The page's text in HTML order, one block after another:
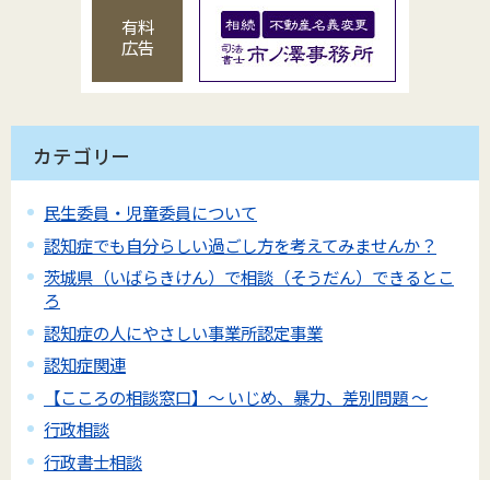
有料
広告
カテゴリー
民生委員・児童委員について
認知症でも自分らしい過ごし方を考えてみませんか？
茨城県（いばらきけん）で相談（そうだん）できるとこ
ろ
認知症の人にやさしい事業所認定事業
認知症関連
【こころの相談窓口】～ いじめ、暴力、差別問題 ～
行政相談
行政書士相談